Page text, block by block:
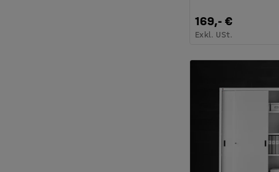
169,- €
Exkl. USt.